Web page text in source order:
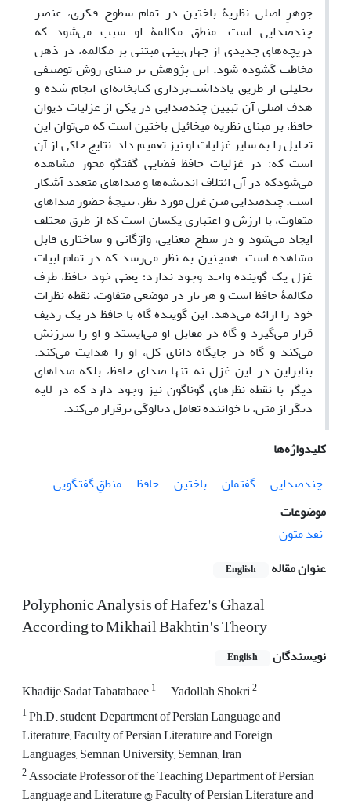
جوهرِ اصلی نظریۀ باختین در تمام سطوحِ فکری، عنصر
چندصدایی است. منطق مکالمۀ او سبب می‌شود که
دریچه‌های جدیدی از جهان‌بینی مبتنی بر مکالمه، در ذهن
مخاطب گشوده شود. این پژوهش بر مبنای روش توصیفی
تحلیلی از طریق یادداشت‌برداری کتابخانه‌ای انجام شده و
هدف اصلی آن تبیین چندصدایی در یکی از غزلیات دیوان
حافظ، بر مبنای نظریه میخائیل باختین است که می‌توان این
تحلیل را به سایر غزلیات او نیز تعمیم داد. نتایج حاکی از آن
است که: در غزلیات حافظ فضایی گفتگو محور مشاهده
می‌شودکه در آن ائتلاف اندیشه‌ها و صداهای متعدد آشکار
است. چندصدایی متن غزل مورد نظر، نتیجۀ حضور صداهای
متفاوت، با ارزش و اعتباری یکسان است که از طرق مختلف
ایجاد می‌شود و در سطح معنایی، واژگانی و ساختاری قابل
مشاهده است. همچنین به نظر می‌رسد که در تمام ابیات
غزل یک گوینده واحد وجود ندارد؛ یعنی خود حافظ، طرفِ
مکالمۀ حافظ است و هر بار در موضعی متفاوت، نقطه نظرات
خود را ارائه می‌دهد. این گوینده گاه با حافظ در یک ردیف
قرار می‌گیرد و گاه در مقابل او می‌ایستد و او را سرزنش
می‌کند و گاه در جایگاه دانای کل، او را هدایت می‌کند.
بنابراین در این غزل نه تنها صدای حافظ، بلکه صداهای
دیگر با نقطه نظرهای گوناگون نیز وجود دارد که در لایه
دیگر از متن، با خواننده تعامل دیالوگی برقرار می‌کند.
کلیدواژه‌ها
چندصدایی
گفتمان باختین حافظ
منطقِ گفتگویی
موضوعات
نقد متون
عنوان مقاله
English
Polyphonic Analysis of Hafez's Ghazal
According to Mikhail Bakhtin's Theory
نویسندگان English
Khadije Sadat Tabatabaee1 Yadollah Shokri2
1Ph.D. student, Department of Persian Language and
Literature, Faculty of Persian Literature and Foreign
Languages, Semnan University, Semnan, Iran
2Associate Professor of the Teaching Department of Persian
Language and Literature @ Faculty of Persian Literature and